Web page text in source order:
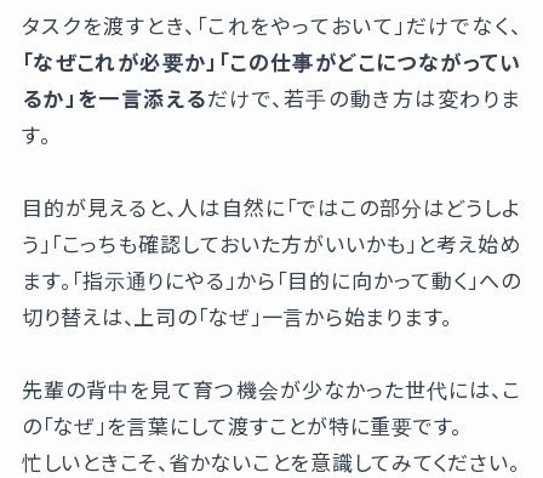
タスクを渡すとき、「これをやっておいて」だけでなく、
「なぜこれが必要か」「この仕事がどこにつながってい
るか」を一言添えるだけで、若手の動き方は変わりま
す。
目的が見えると、人は自然に「ではこの部分はどうしよ
う」「こっちも確認しておいた方がいいかも」と考え始め
ます。「指示通りにやる」から「目的に向かって動く」への
切り替えは、上司の「なぜ」一言から始まります。
先輩の背中を見て育つ機会が少なかった世代には、こ
の「なぜ」を言葉にして渡すことが特に重要です。
忙しいときこそ、省かないことを意識してみてください。